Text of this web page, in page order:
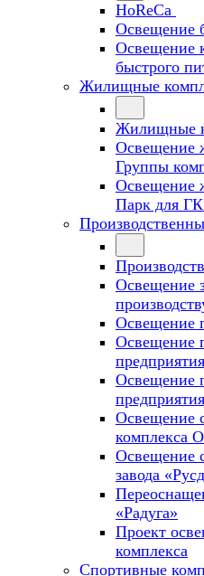
HoReCa
Освещение
Освещение
быстрого
Жилищные
Жилищные
Освещение
Группы
Освещение
Парк для
Освещение
Освещение
Освещение
Освещение
Освещение
Освещение
завода
«Радуга»
Проект
комплекса
Спортивные